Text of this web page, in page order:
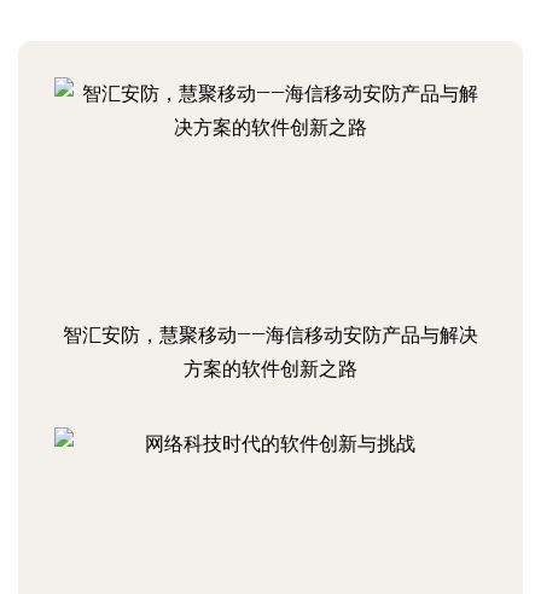
智汇安防，慧聚移动——海信移动安防产品与解决
方案的软件创新之路